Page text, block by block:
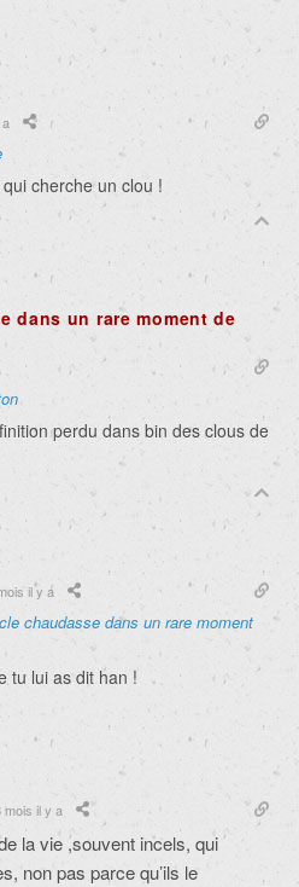
qui cherche un clou !
dans un rare moment de
perdu dans bin des clous de
il y a
chaudasse dans un rare moment
tu lui as dit han !
mois il y a
la vie ,souvent incels, qui
non pas parce qu’ils le